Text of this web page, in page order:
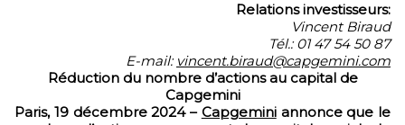
Relations investisseurs:
Vincent Biraud
Tél.: 01 47 54 50 87
E-mail: vincent.biraud@capgemini.com
Réduction du nombre d’actions au capital de
Capgemini
Paris, 19 décembre 2024 – Capgeminiannonce que le